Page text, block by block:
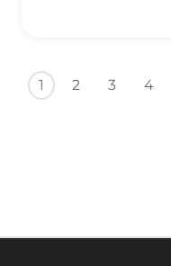
Paginación
1 2 3 4